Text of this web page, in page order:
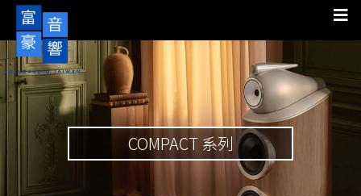
COMPACT 系列